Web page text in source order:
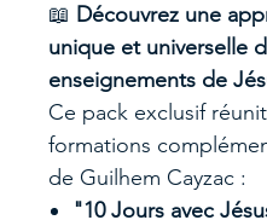
📖 Découvrez une
unique et universelle
enseignements de
Ce pack exclusif
formations
de Guilhem Cayzac :
"10 Jours avec